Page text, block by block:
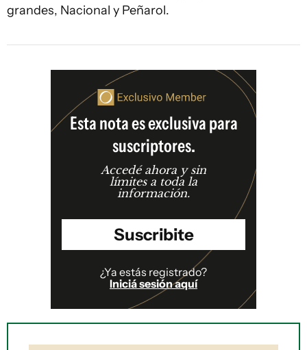
grandes, Nacional y Peñarol.
Esta nota es exclusiva para
suscriptores.
Accedé ahora y sin
límites a toda la
información.
Suscribite
¿Ya estás registrado?
Iniciá sesión aquí